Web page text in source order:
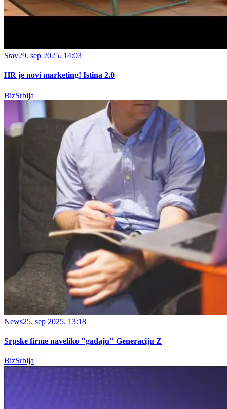
Stav29. sep 2025. 14:03
HR je novi marketing! Istina 2.0
BizSrbija
News25. sep 2025. 13:18
Srpske firme naveliko "gađaju" Generaciju Z
BizSrbija